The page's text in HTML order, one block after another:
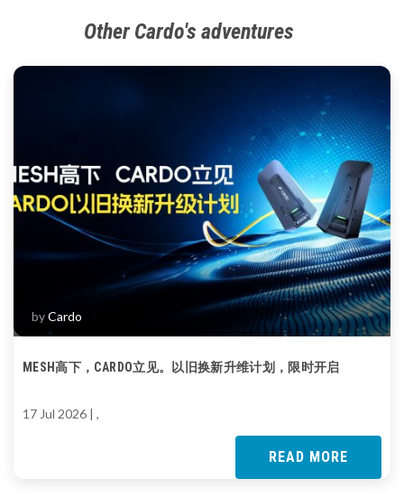
Other Cardo's adventures
byCardo
MESH高下，CARDO立见。以旧换新升维计划，限时开启
17 Jul 2026 | ,
READ MORE